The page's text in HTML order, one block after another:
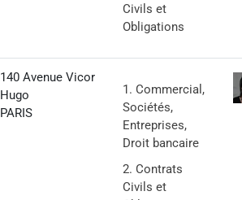
Civils et
Obligations
140 Avenue Vicor
Hugo
PARIS
Commercial,
Sociétés,
Entreprises,
Droit bancaire
Contrats
Civils et